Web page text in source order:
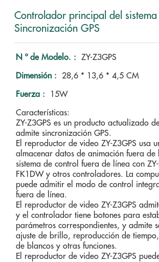
Controlador principal del sistema
Sincronización GPS
N º de Modelo. : ZY-Z3GPS
Dimensión : 28,6 * 13,6 * 4,5 CM
Fuerza : 15W
Características:
ZY-Z3GPS es un producto actualizado
admite sincronización GPS.
El reproductor de video ZY-Z3GPS usa
almacenar datos de animación fuera de
sistema de control fuera de línea con
FK1DW y otros controladores. La
puede admitir el modo de control
fuera de línea.
El reproductor de video ZY-Z3GPS
y el controlador tiene botones para
parámetros correspondientes, y admite
ajuste de brillo, reproducción de
de blancos y otras funciones.
El reproductor de video ZY-Z3GPS